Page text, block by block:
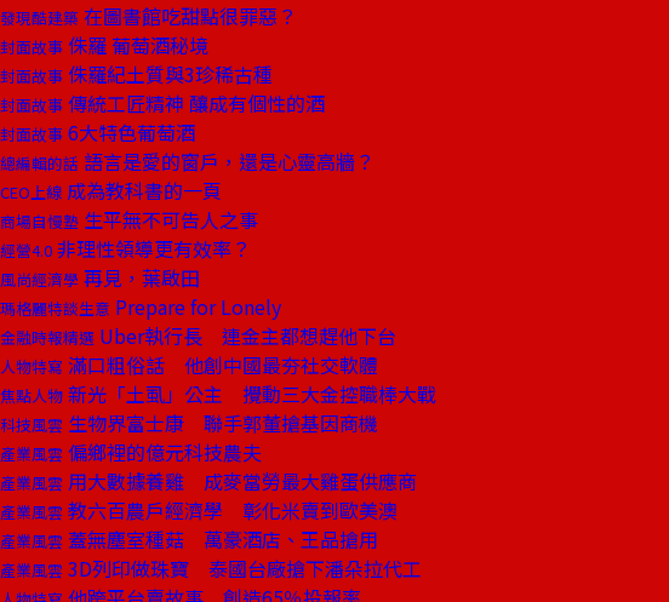
發現酷建築 在圖書館吃甜點很罪惡？
封面故事 侏羅 葡萄酒秘境
封面故事 侏羅紀土質與3珍稀古種
封面故事 傳統工匠精神 釀成有個性的酒
封面故事 6大特色葡萄酒
總編輯的話 語言是愛的窗戶，還是心靈高牆？
CEO上線 成為教科書的一頁
商場自慢塾 生平無不可告人之事
經營4.0 非理性領導更有效率？
風尚經濟學 再見，葉啟田
瑪格麗特談生意 Prepare for Lonely
金融時報精選 Uber執行長 連金主都想趕他下台
人物特寫 滿口粗俗話 他創中國最夯社交軟體
焦點人物 新光「土虱」公主 攪動三大金控職棒大戰
科技風雲 生物界富士康 聯手郭董搶基因商機
產業風雲 偏鄉裡的億元科技農夫
產業風雲 用大數據養雞 成麥當勞最大雞蛋供應商
產業風雲 教六百農戶經濟學 彰化米賣到歐美澳
產業風雲 蓋無塵室種菇 萬豪酒店、王品搶用
產業風雲 3D列印做珠寶 泰國台廠搶下潘朵拉代工